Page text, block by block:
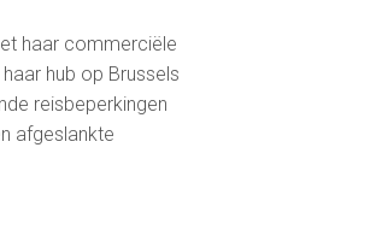
haar commerciële
hub op Brussels
reisbeperkingen
afgeslankte